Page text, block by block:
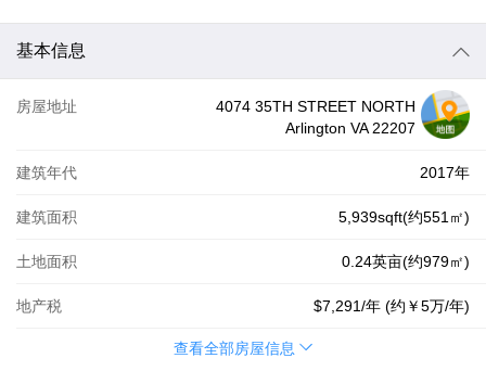
基本信息
房屋地址
4074 35TH STREET NORTH
Arlington VA 22207
建筑年代 2017年
建筑面积 5,939sqft(约551㎡)
土地面积 0.24英亩(约979㎡)
地产税 $7,291/年 (约 ￥5万/年)
查看全部房屋信息